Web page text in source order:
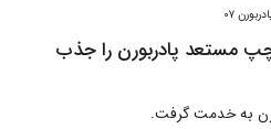
۰۷
مستعد پادربورن را جذب
به خدمت گرفت.